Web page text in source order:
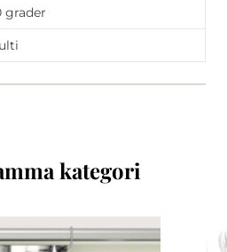
grader
kategori